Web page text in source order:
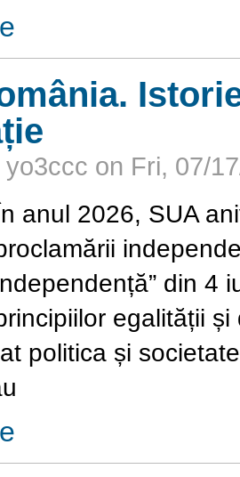
yo3ccc on Fri, 07/
anul 2026, SUA
din 4
egalității
politica și